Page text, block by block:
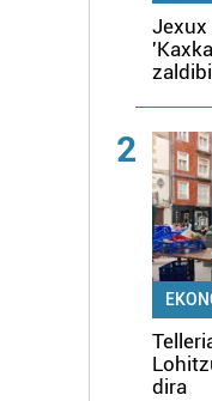
Jexux
2
dira